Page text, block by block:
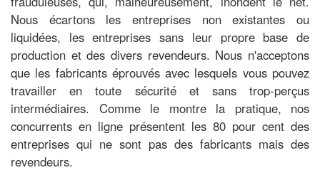
Nous écartons les entreprises non existantes ou
liquidées, les entreprises sans leur propre base de
production et des divers revendeurs. Nous n'acceptons
que les fabricants éprouvés avec lesquels vous pouvez
travailler en toute sécurité et sans trop-perçus
intermédiaires. Comme le montre la pratique, nos
concurrents en ligne présentent les 80 pour cent des
entreprises qui ne sont pas des fabricants mais des
revendeurs.